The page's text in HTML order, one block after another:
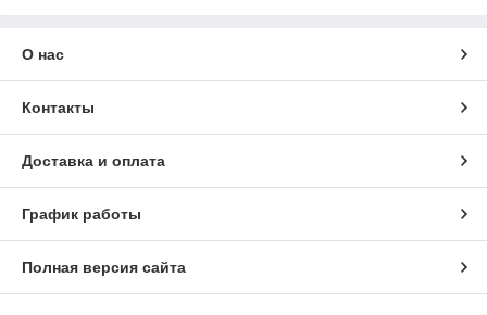
О нас
Контакты
Доставка и оплата
График работы
Полная версия сайта